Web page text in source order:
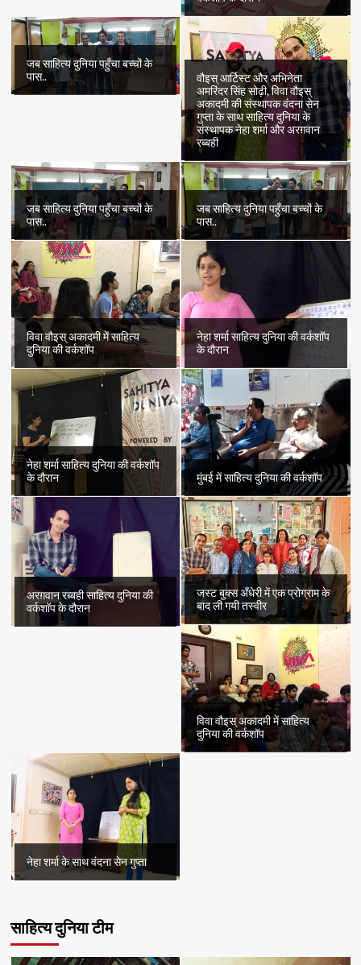
जब साहित्य दुनिया पहुँचा बच्चों के
पास..
वौइस् आर्टिस्ट और अभिनेता
अमरिंदर सिंह सोढ़ी, विवा वौइस्
अकादमी की संस्थापक वंदना सेन
गुप्ता के साथ साहित्य दुनिया के
संस्थापक नेहा शर्मा और अरग़वान
रब्बही
जब साहित्य दुनिया पहुँचा बच्चों के
पास..
जब साहित्य दुनिया पहुँचा बच्चों के
पास..
विवा वौइस् अकादमी में साहित्य
दुनिया की वर्कशॉप
नेहा शर्मा साहित्य दुनिया की वर्कशॉप
के दौरान
नेहा शर्मा साहित्य दुनिया की वर्कशॉप
के दौरान
मुंबई में साहित्य दुनिया की वर्कशॉप
अरग़वान रब्बही साहित्य दुनिया की
वर्कशॉप के दौरान
जस्ट बुक्स अँधेरी में एक प्रोग्राम के
बाद ली गयी तस्वीर
विवा वौइस् अकादमी में साहित्य
दुनिया की वर्कशॉप
नेहा शर्मा के साथ वंदना सेन गुप्ता
साहित्य दुनिया टीम